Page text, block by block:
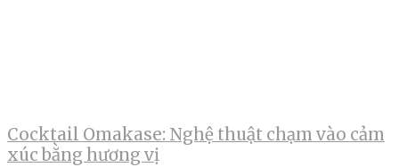
Cocktail Omakase: Nghệ thuật chạm vào cảm
xúc bằng hương vị